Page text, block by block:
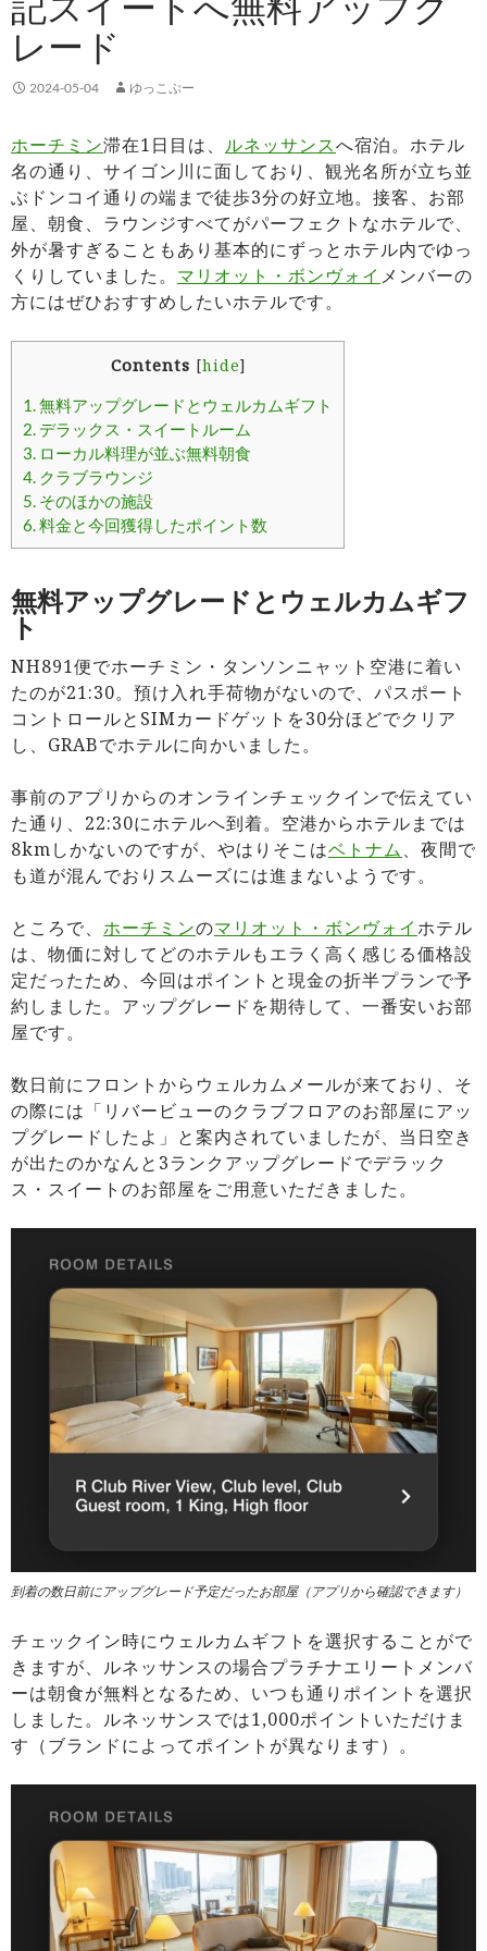
レード
2024-05-04 ゆっこぷー
ホーチミン滞在1日目は、 ルネッサンスへ宿泊。ホテル
名の通り、サイゴン川に面しており、観光名所が立ち並
ぶドンコイ通りの端まで徒歩3分の好立地。接客、お部
屋、朝食、ラウンジすべてがパーフェクトなホテルで、
外が暑すぎることもあり基本的にずっとホテル内でゆっ
くりしていました。 マリオット・ボンヴォイ メンバーの
方にはぜひおすすめしたいホテルです。
Contents [hide]
1.無料アップグレードとウェルカムギフト
2. デラックス・スイートルーム
3. ローカル料理が並ぶ無料朝食
4. クラブラウンジ
5. そのほかの施設
6.料金と今回獲得したポイント数
無料アップグレードとウェルカムギフ
ト
NH891便でホーチミン・タンソンニャット空港に着い
たのが21:30。預け入れ手荷物がないので、パスポート
コントロールとSIMカードゲットを30分ほどでクリア
し、GRABでホテルに向かいました。
事前のアプリからのオンラインチェックインで伝えてい
た通り、22:30にホテルへ到着。空港からホテルまでは
8kmしかないのですが、やはりそこはベトナム、夜間で
も道が混んでおりスムーズには進まないようです。
ところで、 ホーチミンのマリオット・ボンヴォイホテル
は、物価に対してどのホテルもエラく高く感じる価格設
定だったため、今回はポイントと現金の折半プランで予
約しました。アップグレードを期待して、一番安いお部
屋です。
数日前にフロントからウェルカムメールが来ており、そ
の際には「リバービューのクラブフロアのお部屋にアッ
プグレードしたよ」と案内されていましたが、当日空き
が出たのかなんと3ランクアップグレードでデラック
ス・スイートのお部屋をご用意いただきました。
到着の数日前にアップグレード予定だったお部屋（アプリから確認できます）
チェックイン時にウェルカムギフトを選択することがで
きますが、ルネッサンスの場合プラチナエリートメンバ
ーは朝食が無料となるため、いつも通りポイントを選択
しました。ルネッサンスでは1,000ポイントいただけま
す（ブランドによってポイントが異なります）。